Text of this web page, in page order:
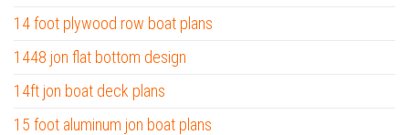
14 foot plywood row boat plans
1448 jon flat bottom design
14ft jon boat deck plans
15 foot aluminum jon boat plans